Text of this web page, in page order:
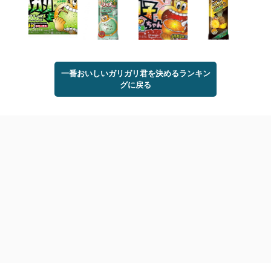
一番おいしいガリガリ君を決めるランキン
グに戻る